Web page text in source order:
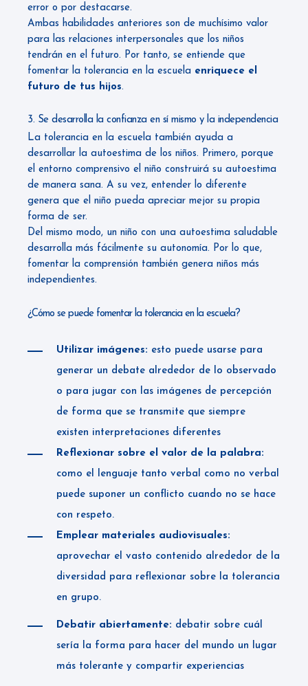
error o por destacarse.
Ambas habilidades anteriores son de muchísimo valor
para las relaciones interpersonales que los niños
tendrán en el futuro. Por tanto, se entiende que
fomentar la tolerancia en la escuela enriquece el
futuro de tus hijos.
3. Se desarrolla la confianza en sí mismo y la independencia
La tolerancia en la escuela también ayuda a
desarrollar la autoestima de los niños. Primero, porque
el entorno comprensivo el niño construirá su autoestima
de manera sana. A su vez, entender lo diferente
genera que el niño pueda apreciar mejor su propia
forma de ser.
Del mismo modo, un niño con una autoestima saludable
desarrolla más fácilmente su autonomía. Por lo que,
fomentar la comprensión también genera niños más
independientes.
¿Cómo se puede fomentar la tolerancia en la escuela?
Utilizar imágenes: esto puede usarse para
generar un debate alrededor de lo observado
o para jugar con las imágenes de percepción
de forma que se transmite que siempre
existen interpretaciones diferentes
Reflexionar sobre el valor de la palabra:
como el lenguaje tanto verbal como no verbal
puede suponer un conflicto cuando no se hace
con respeto.
Emplear materiales audiovisuales:
aprovechar el vasto contenido alrededor de la
diversidad para reflexionar sobre la tolerancia
en grupo.
Debatir abiertamente: debatir sobre cuál
sería la forma para hacer del mundo un lugar
más tolerante y compartir experiencias